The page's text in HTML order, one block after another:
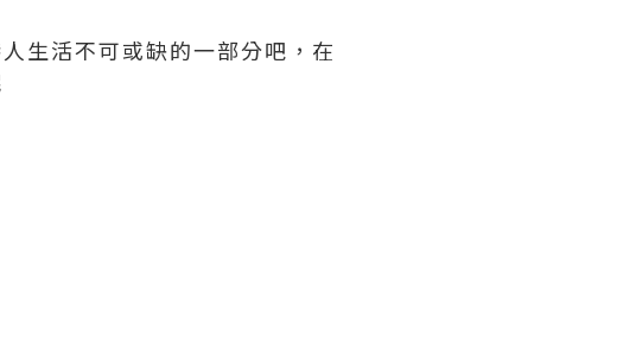
生活不可或缺的一部分吧，在